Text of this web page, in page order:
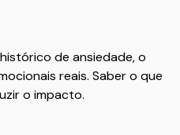
de ansiedade, o
reais. Saber o que
o impacto.